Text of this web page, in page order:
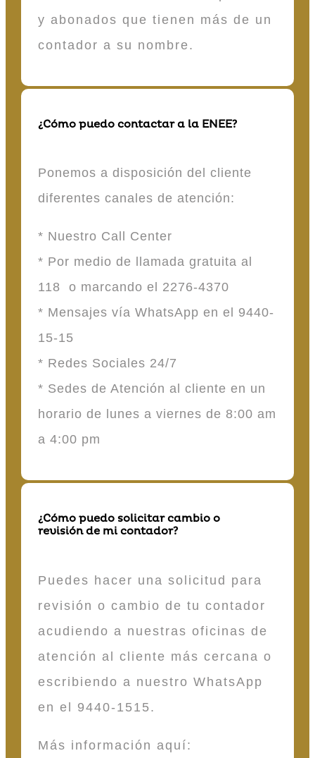
y abonados que tienen más de un
contador a su nombre.
¿Cómo puedo contactar a la ENEE?
Ponemos a disposición del cliente
diferentes canales de atención:
* Nuestro Call Center
* Por medio de llamada gratuita al
118 o marcando el 2276-4370
* Mensajes vía WhatsApp en el 9440-
15-15
* Redes Sociales 24/7
* Sedes de Atención al cliente en un
horario de lunes a viernes de 8:00 am
a 4:00 pm
¿Cómo puedo solicitar cambio o
revisión de mi contador?
Puedes hacer una solicitud para
revisión o cambio de tu contador
acudiendo a nuestras oficinas de
atención al cliente más cercana o
escribiendo a nuestro WhatsApp
en el 9440-1515.
Más información aquí: